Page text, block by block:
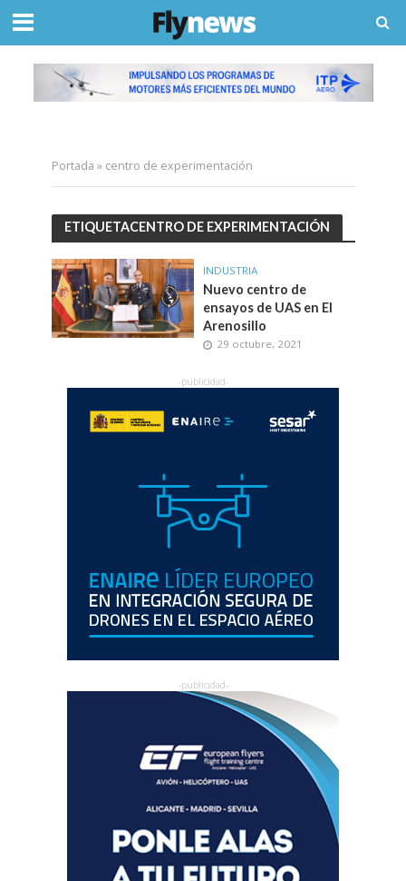
Portada » centro de experimentación
ETIQUETACENTRO DE EXPERIMENTACIÓN
INDUSTRIA
Nuevo centro de
ensayos de UAS en El
Arenosillo
29 octubre, 2021